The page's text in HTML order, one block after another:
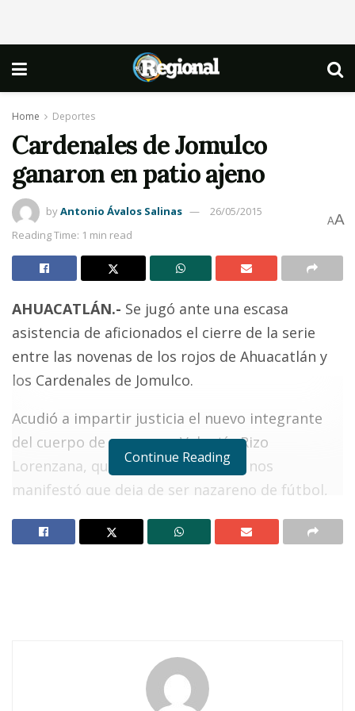
Home Deportes
Cardenales de Jomulco
ganaron en patio ajeno
byAntonio Ávalos Salinas
26/05/2015
Reading Time: 1 min read
AA
AHUACATLÁN.- Se jugó ante una escasa
asistencia de aficionados el cierre de la serie
entre las novenas de los rojos de Ahuacatlán y
los Cardenales de Jomulco.
Acudió a impartir justicia el nuevo integrante
del cuerpo de ampayeo, Valentín Rizo
Lorenzana, quien por el momento nos
manifestó que deja de ser nazareno de fútbol,
viendo ganar a los visitantes con su nueva
Ahuacatlán celebrá el día de Reyes con rosca y
Continue Reading